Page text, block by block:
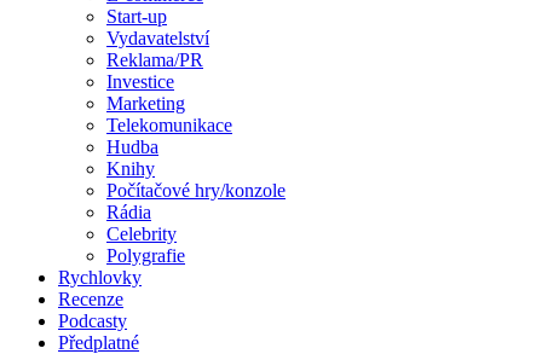
Start-up
Vydavatelství
Reklama/PR
Investice
Marketing
Telekomunikace
Hudba
Knihy
Počítačové hry/konzole
Rádia
Celebrity
Polygrafie
Rychlovky
Recenze
Podcasty
Předplatné